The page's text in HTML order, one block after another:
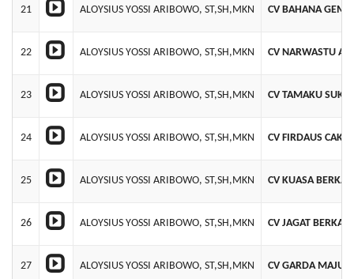
21 ALOYSIUS YOSSI ARIBOWO, ST,SH,MKN CV BAHANA GEMA
22 ALOYSIUS YOSSI ARIBOWO, ST,SH,MKN CV NARWASTU
23 ALOYSIUS YOSSI ARIBOWO, ST,SH,MKN CV TAMAKU
24 ALOYSIUS YOSSI ARIBOWO, ST,SH,MKN CV FIRDAUS
25 ALOYSIUS YOSSI ARIBOWO, ST,SH,MKN CV KUASA
26 ALOYSIUS YOSSI ARIBOWO, ST,SH,MKN CV JAGAT
27 ALOYSIUS YOSSI ARIBOWO, ST,SH,MKN CV GARDA MAJU